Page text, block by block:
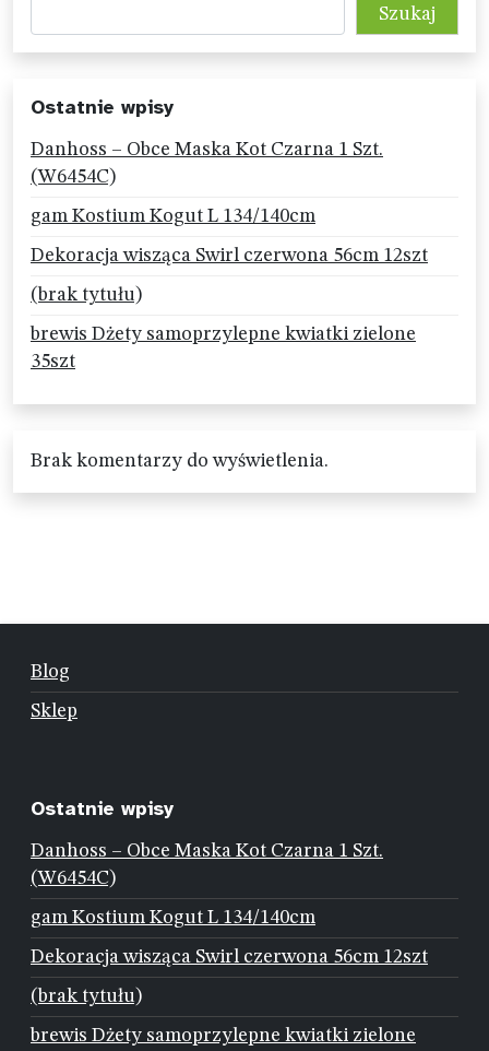
Szukaj
Ostatnie wpisy
Danhoss – Obce Maska Kot Czarna 1 Szt.
(W6454C)
gam Kostium Kogut L 134/140cm
Dekoracja wisząca Swirl czerwona 56cm 12szt
(brak tytułu)
brewis Dżety samoprzylepne kwiatki zielone
35szt
Brak komentarzy do wyświetlenia.
Blog
Sklep
Ostatnie wpisy
Danhoss – Obce Maska Kot Czarna 1 Szt.
(W6454C)
gam Kostium Kogut L 134/140cm
Dekoracja wisząca Swirl czerwona 56cm 12szt
(brak tytułu)
brewis Dżety samoprzylepne kwiatki zielone